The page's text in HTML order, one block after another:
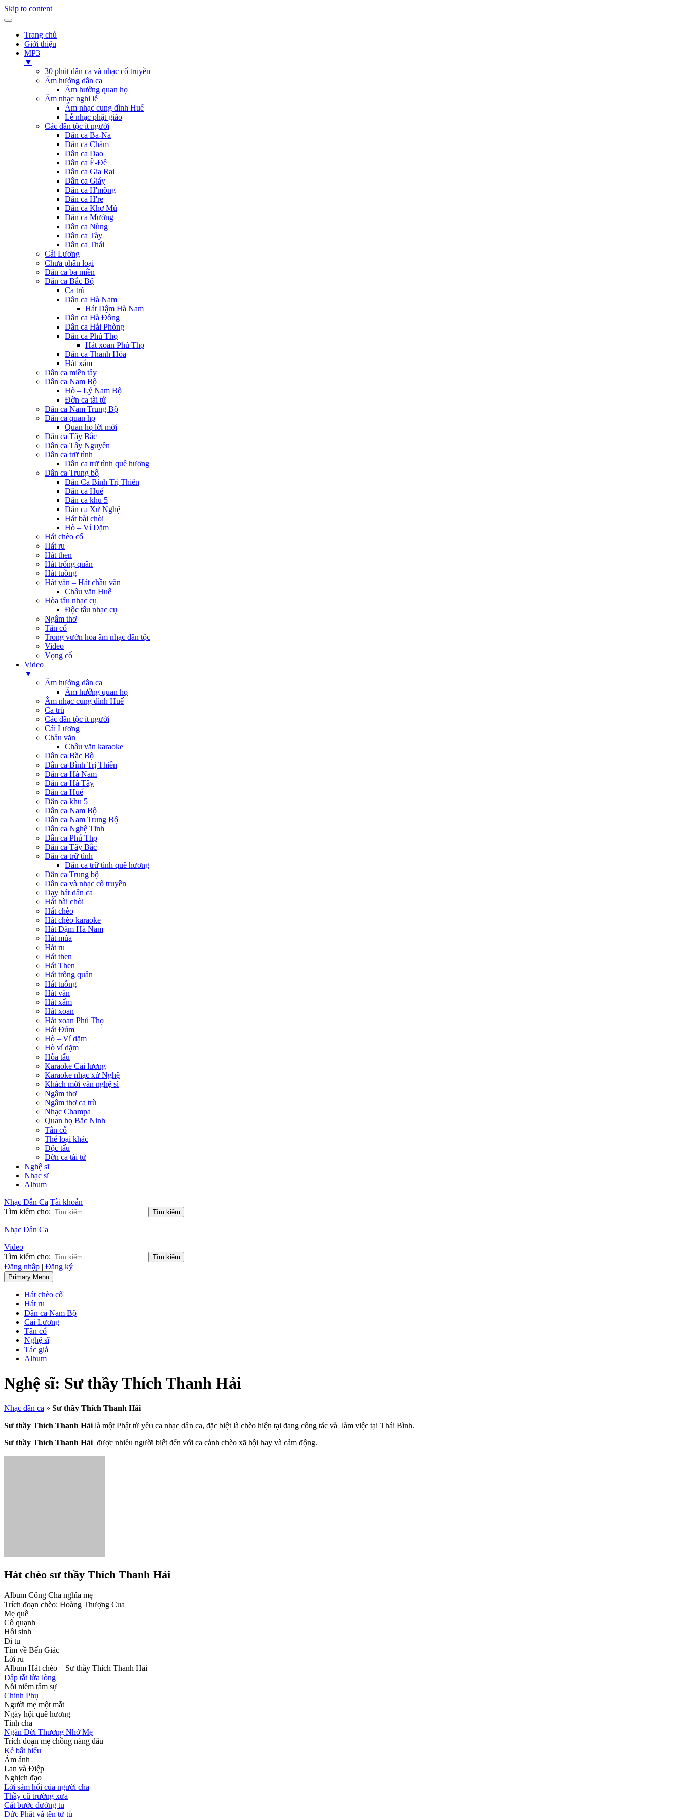
Skip to content
Trang chủ
Giới thiệu
MP3
▼
30 phút dân ca và nhạc cổ truyền
Âm hưởng dân ca
Âm hưởng quan họ
Âm nhạc nghi lễ
Âm nhạc cung đình Huế
Lễ nhạc phật giáo
Các dân tộc ít người
Dân ca Ba-Na
Dân ca Chăm
Dân ca Dao
Dân ca Ê-Đê
Dân ca Gia Rai
Dân ca Giáy
Dân ca H'mông
Dân ca H're
Dân ca Khơ Mú
Dân ca Mường
Dân ca Nùng
Dân ca Tày
Dân ca Thái
Cải Lương
Chưa phân loại
Dân ca ba miền
Dân ca Bắc Bộ
Ca trù
Dân ca Hà Nam
Hát Dậm Hà Nam
Dân ca Hà Đông
Dân ca Hải Phòng
Dân ca Phú Thọ
Hát xoan Phú Thọ
Dân ca Thanh Hóa
Hát xẩm
Dân ca miền tây
Dân ca Nam Bộ
Hò – Lý Nam Bộ
Đờn ca tài tử
Dân ca Nam Trung Bộ
Dân ca quan họ
Quan họ lời mới
Dân ca Tây Bắc
Dân ca Tây Nguyên
Dân ca trữ tình
Dân ca trữ tình quê hương
Dân ca Trung bộ
Dân Ca Bình Trị Thiên
Dân ca Huế
Dân ca khu 5
Dân ca Xứ Nghệ
Hát bài chòi
Hò – Ví Dặm
Hát chèo cổ
Hát ru
Hát then
Hát trống quân
Hát tuồng
Hát văn – Hát chầu văn
Chầu văn Huế
Hòa tấu nhạc cụ
Độc tấu nhạc cụ
Ngâm thơ
Tân cổ
Trong vườn hoa âm nhạc dân tộc
Video
Vọng cổ
Video
▼
Âm hưởng dân ca
Âm hưởng quan họ
Âm nhạc cung đình Huế
Ca trù
Các dân tộc ít người
Cải Lương
Chầu văn
Chầu văn karaoke
Dân ca Bắc Bộ
Dân ca Bình Trị Thiên
Dân ca Hà Nam
Dân ca Hà Tây
Dân ca Huế
Dân ca khu 5
Dân ca Nam Bộ
Dân ca Nam Trung Bộ
Dân ca Nghệ Tĩnh
Dân ca Phú Thọ
Dân ca Tây Bắc
Dân ca trữ tình
Dân ca trữ tình quê hương
Dân ca Trung bộ
Dân ca và nhạc cổ truyền
Dạy hát dân ca
Hát bài chòi
Hát chèo
Hát chèo karaoke
Hát Dặm Hà Nam
Hát múa
Hát ru
Hát then
Hát Then
Hát trống quân
Hát tuồng
Hát văn
Hát xẩm
Hát xoan
Hát xoan Phú Thọ
Hát Đúm
Hò – Ví dặm
Hò ví dặm
Hòa tấu
Karaoke Cải lương
Karaoke nhạc xứ Nghệ
Khách mời văn nghệ sĩ
Ngâm thơ
Ngâm thơ ca trù
Nhạc Champa
Quan họ Bắc Ninh
Tân cổ
Thể loại khác
Độc tấu
Đờn ca tài tử
Nghệ sĩ
Nhạc sĩ
Album
Nhạc Dân Ca Tài khoản
Tìm kiếm cho:
Nhạc Dân Ca
Video
Tìm kiếm cho:
Đăng nhập | Đăng ký
Primary Menu
Hát chèo cổ
Hát ru
Dân ca Nam Bộ
Cải Lương
Tân cổ
Nghệ sĩ
Tác giả
Album
Nghệ sĩ: Sư thầy Thích Thanh Hải
Nhạc dân ca » Sư thầy Thích Thanh Hải
Sư thầy Thích Thanh Hải là một Phật tử yêu ca nhạc dân ca, đặc biệt là chèo hiện tại đang công tác và làm việc tại Thái Bình.
Sư thầy Thích Thanh Hải được nhiều người biết đến với ca cảnh chèo xã hội hay và cảm động.
Hát chèo sư thầy Thích Thanh Hải
Album Công Cha nghĩa mẹ
Trích đoạn chèo: Hoàng Thượng Cua
Mẹ quê
Cô quạnh
Hồi sinh
Đi tu
Tìm về Bến Giác
Lời ru
Album Hát chèo – Sư thầy Thích Thanh Hải
Dập tắt lửa lòng
Nỗi niềm tâm sự
Chinh Phụ
Người mẹ một mắt
Ngày hội quê hương
Tình cha
Ngàn Đời Thương Nhớ Mẹ
Trích đoạn mẹ chồng nàng dâu
Kẻ bất hiếu
Ám ảnh
Lan và Điệp
Nghịch đạo
Lời sám hối của người cha
Thầy cũ trường xưa
Cất bước đường tu
Đức Phật và tên tử tù